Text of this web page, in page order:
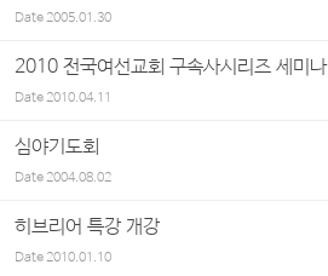
Date2005.01.30
2010 전국여선교회 구속사시리즈 세미나
Date2010.04.11
심야기도회
Date2004.08.02
히브리어 특강 개강
Date2010.01.10